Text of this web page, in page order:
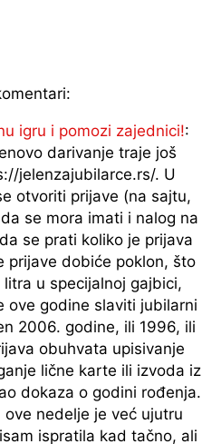
igru i pomozi zajednici!:
darivanje traje još
jelenzajubilarce.rs/. U
otvoriti prijave (na sajtu,
se mora imati i nalog na
se prati koliko je prijava
prijave dobiće poklon, što
u specijalnoj gajbici,
ove godine slaviti jubilarni
2006. godine, ili 1996, ili
obuhvata upisivanje
lične karte ili izvoda iz
dokaza o godini rođenja.
nedelje je već ujutru
ispratila kad tačno, ali